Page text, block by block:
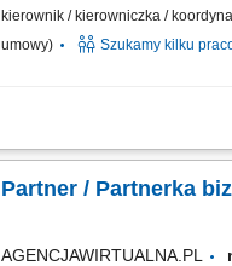
kierownik / kierowniczka /
umowy)
Szukamy kilku
Twój Zakres Działania:
Partner / Partnerka
AGENCJAWIRTUALNA.PL